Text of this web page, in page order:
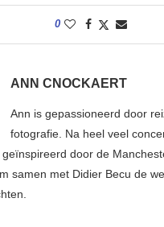
0
ANN CNOCKAERT
Ann is gepassioneerd door
fotografie. Na heel veel
door de
samen met Didier Becu de